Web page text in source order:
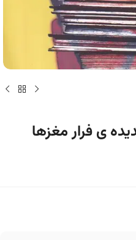
ی فرار مغزها